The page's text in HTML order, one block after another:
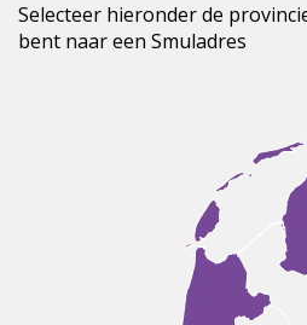
Selecteer hieronder de
bent naar een Smuladres